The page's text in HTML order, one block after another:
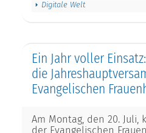
Digitale Welt
Ein Jahr voller
die
Evangelischen
Am Montag, den 20. Juli,
der Evangelischen